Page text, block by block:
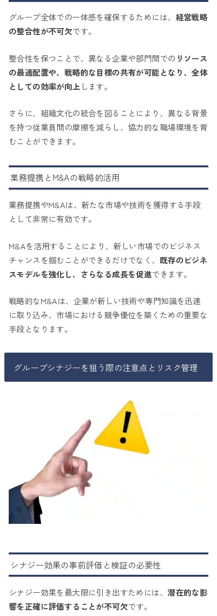
グループ全体での一体感を確保するためには、 経営戦略
の整合性が不可欠です。
整合性を保つことで、異なる企業や部門間での リソース
の最適配置や、戦略的な目標の共有が可能となり、全体
としての効率が向上 します。
さらに、組織文化の統合を図ることにより、異なる背景
を持つ従業員間の摩擦を減らし、協力的な職場環境を育
むことができます。
業務提携とM&Aの戦略的活用
業務提携やM&Aは、新たな市場や技術を獲得する手段
として非常に有効です。
M&Aを活用することにより、新しい市場でのビジネス
チャンスを掴むことができるだけでなく、 既存のビジネ
スモデルを強化し、さらなる成長を促進できます。
戦略的なM&Aは、企業が新しい技術や専門知識を迅速
に取り込み、市場における競争優位を築くための重要な
手段となります。
グループシナジーを狙う際の注意点とリスク管理
シナジー効果の事前評価と検証の必要性
シナジー効果を最大限に引き出すためには、潜在的な影
響を正確に評価することが不可欠です。